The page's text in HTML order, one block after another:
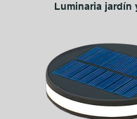
Luminaria jardín